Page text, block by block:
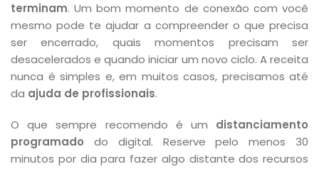
terminam. Um bom momento de conexão com você
mesmo pode te ajudar a compreender o que precisa
ser encerrado, quais momentos precisam ser
desacelerados e quando iniciar um novo ciclo. A receita
nunca é simples e, em muitos casos, precisamos até
da ajuda de profissionais.
O que sempre recomendo é um distanciamento
programado do digital. Reserve pelo menos 30
minutos por dia para fazer algo distante dos recursos